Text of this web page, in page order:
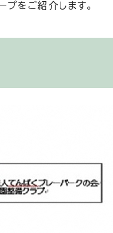
プをご紹介します。